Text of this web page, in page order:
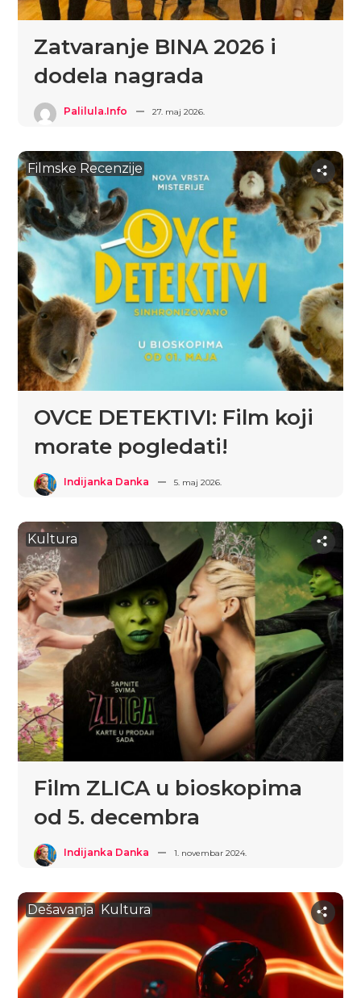
Zatvaranje BINA 2026 i
dodela nagrada
Palilula.info 27. maj 2026.
Filmske Recenzije
OVCE DETEKTIVI: Film koji
morate pogledati!
Indijanka Danka 5. maj 2026.
Kultura
Film ZLICA u bioskopima
od 5. decembra
Indijanka Danka 1. novembar 2024.
Dešavanja Kultura